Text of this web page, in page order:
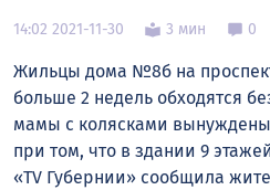
14:02 2021-11-30 3 мин 0
Жильцы дома №8б на
больше 2 недель обходятся
мамы с колясками
при том, что в здании 9
«TV Губернии» сообщила